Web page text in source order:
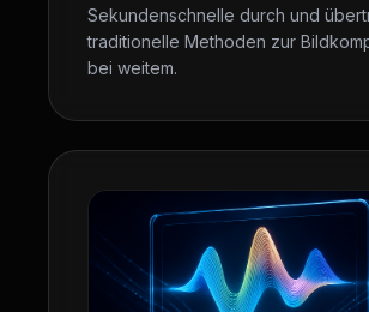
Sekundenschnelle durch und
traditionelle Methoden zur
bei weitem.